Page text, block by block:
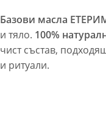
Базови масла
и тяло. 100%
чист състав,
и ритуали.